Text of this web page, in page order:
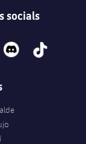
socials
discord tiktok